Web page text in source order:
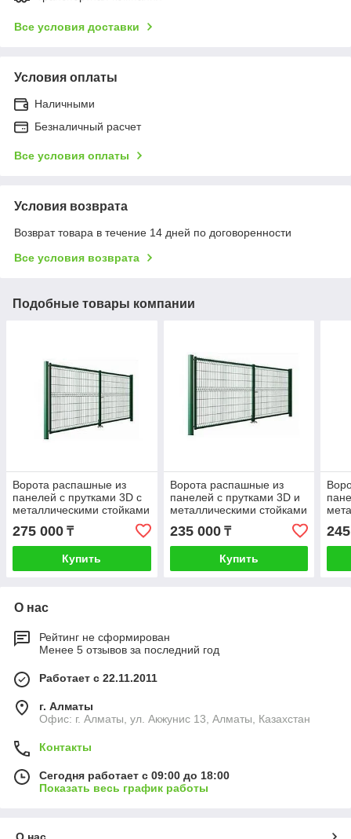
Все условия доставки
Условия оплаты
Наличными
Безналичный расчет
Все условия оплаты
Условия возврата
Возврат товара в течение 14 дней по договоренности
Все условия возврата
Подобные товары компании
Ворота распашные из
панелей с прутками 3D с
металлическими стойками
275 000 ₸
Купить
Ворота распашные из
панелей с прутками 3D и
металлическими стойками
235 000₸
Купить
О нас
Рейтинг не сформирован
Менее 5 отзывов за последний год
Работает с 22.11.2011
г. Алматы
Офис: г. Алматы, ул. Акжунис 13, Алматы, Казахстан
Контакты
Сегодня работает с 09:00 до 18:00
Показать весь график работы